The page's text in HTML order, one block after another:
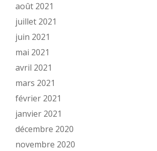
août 2021
juillet 2021
juin 2021
mai 2021
avril 2021
mars 2021
février 2021
janvier 2021
décembre 2020
novembre 2020